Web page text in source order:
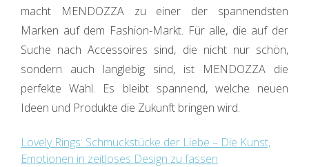
macht MENDOZZA zu einer der spannendsten
Marken auf dem Fashion-Markt. Für alle, die auf der
Suche nach Accessoires sind, die nicht nur schön,
sondern auch langlebig sind, ist MENDOZZA die
perfekte Wahl. Es bleibt spannend, welche neuen
Ideen und Produkte die Zukunft bringen wird.
Beitragsnavigation
Lovely Rings: Schmuckstücke der Liebe – Die Kunst,
Emotionen in zeitloses Design zu fassen